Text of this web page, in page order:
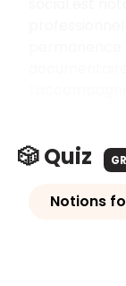
🎲 Quiz
Notions